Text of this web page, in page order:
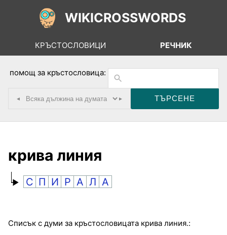
WIKICROSSWORDS
КРЪСТОСЛОВИЦИ РЕЧНИК
помощ за кръстословица:
◂ ▸
крива линия
С П И Р А Л А
Списък с думи за кръстословицата крива линия.: